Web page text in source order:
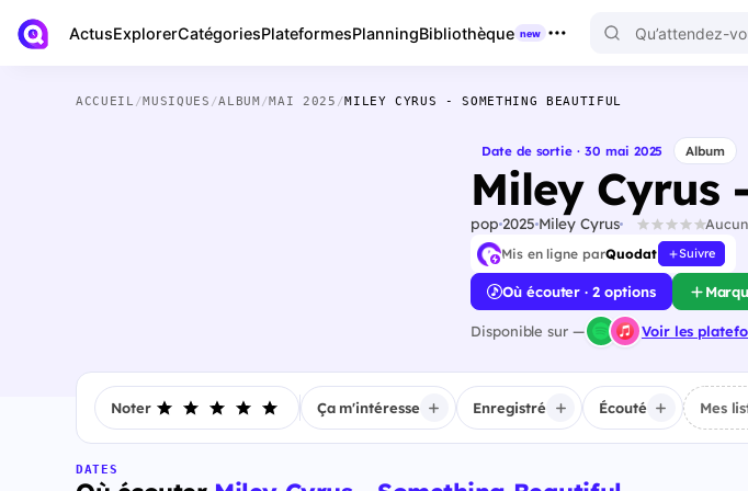
ActusExplorerCatégoriesPlateformesPlanningBibliothèque new
ACCUEIL /MUSIQUES /ALBUM/MAI 2025 /MILEY CYRUS - SOMETHING BEAUTIFUL
Date de sortie · 30 mai 2025 Album
Miley Cyrus
pop 2025 Miley Cyrus
Mis en ligne parQuodat Suivre
Où écouter · 2 options
Disponible sur — Voir les
Noter Ça m'intéresse Enregistré Écouté Mes
DATES